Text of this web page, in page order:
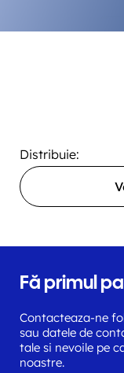
Distribuie:
Fă primul
Contacteaza-ne
sau datele de
tale si nevoile pe
noastre.